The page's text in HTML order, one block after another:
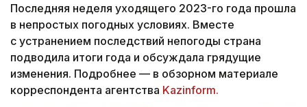
Последняя неделя уходящего 2023-го года прошла
в непростых погодных условиях. Вместе
с устранением последствий непогоды страна
подводила итоги года и обсуждала грядущие
изменения. Подробнее — в обзорном материале
корреспондента агентства Kazinform.